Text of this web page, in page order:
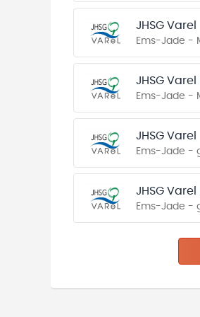
JHSG Varel
Ems-Jade -
JHSG Varel II
Ems-Jade -
JHSG Varel
Ems-Jade -
JHSG Varel II
Ems-Jade -